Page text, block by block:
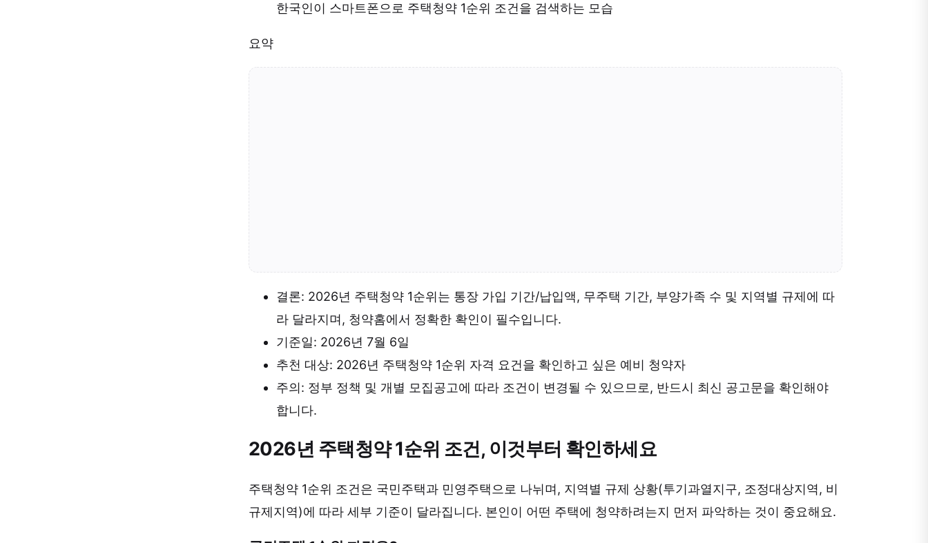
한국인이 스마트폰으로 주택청약 1순위 조건을 검색하는 모습
요약
결론: 2026년 주택청약 1순위는 통장 가입 기간/납입액, 무주택 기간, 부양가족 수 및 지역별 규제에 따
라 달라지며, 청약홈에서 정확한 확인이 필수입니다.
기준일: 2026년 7월 6일
추천 대상: 2026년 주택청약 1순위 자격 요건을 확인하고 싶은 예비 청약자
주의: 정부 정책 및 개별 모집공고에 따라 조건이 변경될 수 있으므로, 반드시 최신 공고문을 확인해야
합니다.
2026년 주택청약 1순위 조건, 이것부터 확인하세요
주택청약 1순위 조건은 국민주택과 민영주택으로 나뉘며, 지역별 규제 상황(투기과열지구, 조정대상지역, 비
규제지역)에 따라 세부 기준이 달라집니다. 본인이 어떤 주택에 청약하려는지 먼저 파악하는 것이 중요해요.